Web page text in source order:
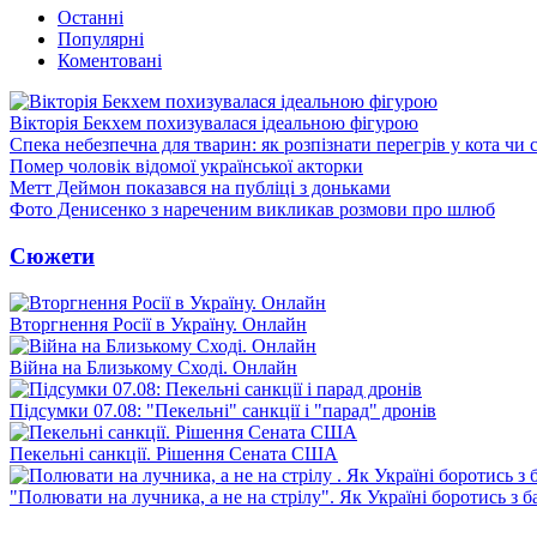
Останні
Популярні
Коментовані
Вікторія Бекхем похизувалася ідеальною фігурою
Спека небезпечна для тварин: як розпізнати перегрів у кота чи
Помер чоловік відомої української акторки
Метт Деймон показався на публіці з доньками
Фото Денисенко з нареченим викликав розмови про шлюб
Сюжети
Вторгнення Росії в Україну. Онлайн
Війна на Близькому Сході. Онлайн
Підсумки 07.08: "Пекельні" санкції і "парад" дронів
Пекельні санкції. Рішення Сената США
"Полювати на лучника, а не на стрілу". Як Україні боротись з